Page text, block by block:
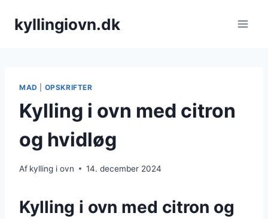
kyllingiovn.dk
MAD OPSKRIFTER
Kylling i ovn med citron
og hvidløg
Af kylling i ovn 14. december 2024
Kylling i ovn med citron og